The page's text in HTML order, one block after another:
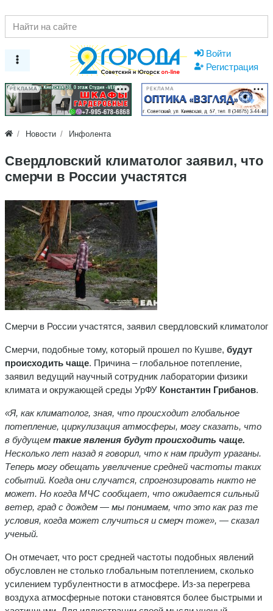
Войти
Регистрация
РЕКЛАМА РЕКЛАМА
Новости Инфолента
Свердловский климатолог заявил, что
смерчи в России участятся
Смерчи в России участятся, заявил свердловский климатолог
Смерчи, подобные тому, который прошел по Кушве, будут
происходить чаще. Причина – глобальное потепление,
заявил ведущий научный сотрудник лаборатории физики
климата и окружающей среды УрФУ Константин Грибанов.
«Я, как климатолог, зная, что происходит глобальное
потепление, циркулизация атмосферы, могу сказать, что
в будущем такие явления будут происходить чаще.
Несколько лет назад я говорил, что к нам придут ураганы.
Теперь могу обещать увеличение средней частоты таких
событий. Когда они случатся, спрогнозировать никто не
может. Но когда МЧС сообщает, что ожидается сильный
ветер, град с дождем — мы понимаем, что это как раз те
условия, когда может случиться и смерч тоже», — сказал
ученый.
Он отмечает, что рост средней частоты подобных явлений
обусловлен не столько глобальным потеплением, сколько
усилением турбулентности в атмосфере. Из-за перегрева
воздуха атмосферные потоки становятся более быстрыми и